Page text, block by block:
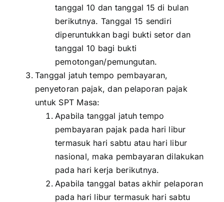
tanggal 10 dan tanggal 15 di bulan
berikutnya. Tanggal 15 sendiri
diperuntukkan bagi bukti setor dan
tanggal 10 bagi bukti
pemotongan/pemungutan.
Tanggal jatuh tempo pembayaran,
penyetoran pajak, dan pelaporan pajak
untuk SPT Masa:
Apabila tanggal jatuh tempo
pembayaran pajak pada hari libur
termasuk hari sabtu atau hari libur
nasional, maka pembayaran dilakukan
pada hari kerja berikutnya.
Apabila tanggal batas akhir pelaporan
pada hari libur termasuk hari sabtu